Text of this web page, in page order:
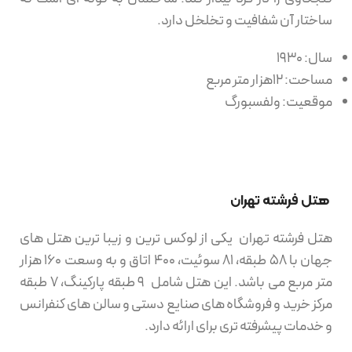
ساختار آن شفافیت و تخلخل دارد.
سال: 1930
مساحت: 12هزار متر مربع
موقعیت: ولفسبورگ
هتل فرشته تهران
هتل فرشته تهران یکی از لوکس ترین و زیبا ترین هتل های
جهان با ۵۸ طبقه، ۸۱ سوئیت، ۴۰۰ اتاق و به وسعت ۱۶۰ هزار
متر مربع می باشد. این هتل شامل ۹ طبقه پارکینگ، ۷ طبقه
مرکز خرید و فروشگاه های صنایع دستی و سالن های کنفرانس
و خدمات پیشرفته تری برای ارائه دارد.